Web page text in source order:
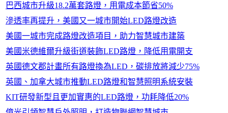
巴西城市升級18.2萬套路燈，用電成本節省50%
滲透率再提升，美國又一城市開始LED路燈改造
美國一城市完成路燈改造項目，助力智慧城市建築
美國米德維爾升級街道裝飾LED路燈，降低用電開支
英國德文郡計畫所有路燈換為LED，碳排放將減少75%
英國、加拿大城市推動LED路燈和智慧照明系統安裝
KIT研發新型且更加實惠的LED路燈，功耗降低20%